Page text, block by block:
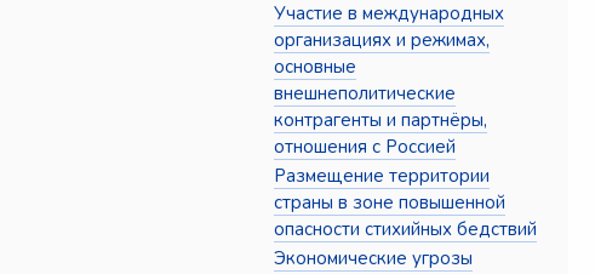
Участие в международных
организациях и режимах,
основные
внешнеполитические
контрагенты и партнёры,
отношения с Россией
Размещение территории
страны в зоне повышенной
опасности стихийных бедствий
Экономические угрозы